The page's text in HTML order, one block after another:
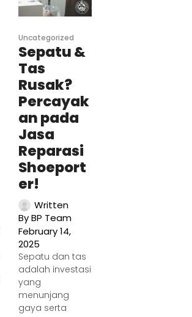
Uncategorized
Sepatu &
Tas
Rusak?
Percayak
an pada
Jasa
Reparasi
Shoeport
er!
Written
ByBP Team
February 14,
2025
Sepatu dan tas
adalah investasi
yang
menunjang
gaya serta